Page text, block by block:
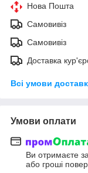
Нова Пошта
Самовивіз
Самовивіз
Доставка
Всі умови
Умови оплати
Ви отримаєте
або гроші